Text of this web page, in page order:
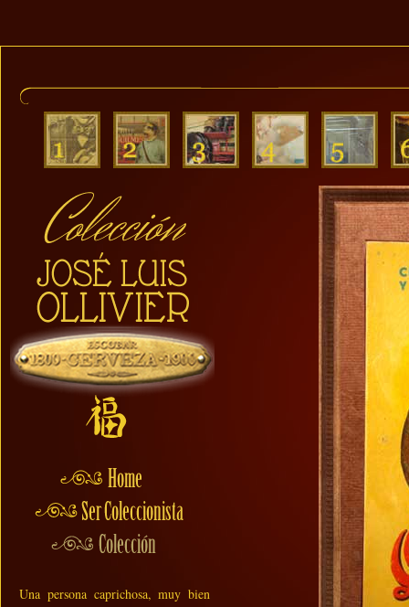
Una persona caprichosa, muy bien